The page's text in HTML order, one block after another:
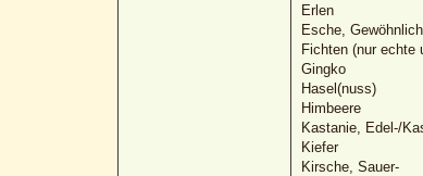
Erlen
Esche,
Fichten (nur echte
Gingko
Hasel(nuss)
Himbeere
Kastanie, Edel-/
Kiefer
Kirsche, Sauer-